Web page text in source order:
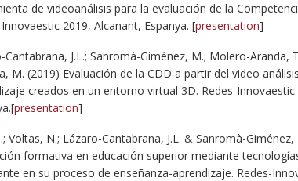
de videoanálisis para la evaluación de la
2019, Alcanant, Espanya. [presentation]
Cantabrana, J.L.; Sanromà-Giménez, M.; Molero-Aranda,
M. (2019) Evaluación de la CDD a partir del video
creados en un entorno virtual 3D. Redes-Innovaestic
presentation]
Voltas, N.; Lázaro-Cantabrana, J.L. & Sanromà-Giménez,
formativa en educación superior mediante
en su proceso de enseñanza-aprendizaje. Redes-